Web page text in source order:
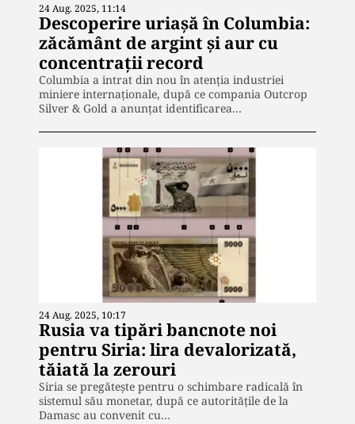
24 Aug. 2025, 11:14
Descoperire uriașă în Columbia:
zăcământ de argint și aur cu
concentrații record
Columbia a intrat din nou în atenția industriei
miniere internaționale, după ce compania Outcrop
Silver & Gold a anunțat identificarea…
24 Aug. 2025, 10:17
Rusia va tipări bancnote noi
pentru Siria: lira devalorizată,
tăiată la zerouri
Siria se pregătește pentru o schimbare radicală în
sistemul său monetar, după ce autoritățile de la
Damasc au convenit cu…